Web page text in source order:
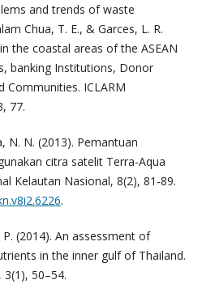
and trends of waste
Chua, T. E., & Garces, L. R.
the coastal areas of the ASEAN
banking Institutions, Donor
Communities. ICLARM
77.
N. N. (2013). Pemantuan
citra satelit Terra-Aqua
Kelautan Nasional, 8(2), 81-89.
.
(2014). An assessment of
in the inner gulf of Thailand.
50–54.